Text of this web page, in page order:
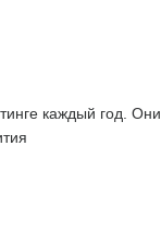
каждый год.